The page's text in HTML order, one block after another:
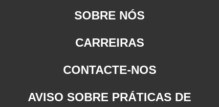
SOBRE NÓS
CARREIRAS
CONTACTE-NOS
AVISO SOBRE PRÁTICAS DE